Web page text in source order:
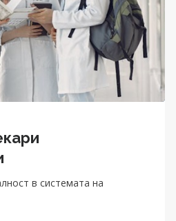
в системата на